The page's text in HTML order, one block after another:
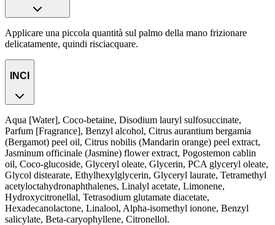
Applicare una piccola quantità sul palmo della mano frizionare
delicatamente, quindi risciacquare.
INCI
Aqua [Water], Coco-betaine, Disodium lauryl sulfosuccinate,
Parfum [Fragrance], Benzyl alcohol, Citrus aurantium bergamia
(Bergamot) peel oil, Citrus nobilis (Mandarin orange) peel extract,
Jasminum officinale (Jasmine) flower extract, Pogostemon cablin
oil, Coco-glucoside, Glyceryl oleate, Glycerin, PCA glyceryl oleate,
Glycol distearate, Ethylhexylglycerin, Glyceryl laurate, Tetramethyl
acetyloctahydronaphthalenes, Linalyl acetate, Limonene,
Hydroxycitronellal, Tetrasodium glutamate diacetate,
Hexadecanolactone, Linalool, Alpha-isomethyl ionone, Benzyl
salicylate, Beta-caryophyllene, Citronellol.